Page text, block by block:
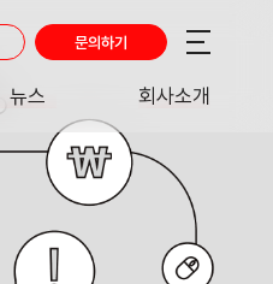
뉴스
NEWS
회사소개
문의하기